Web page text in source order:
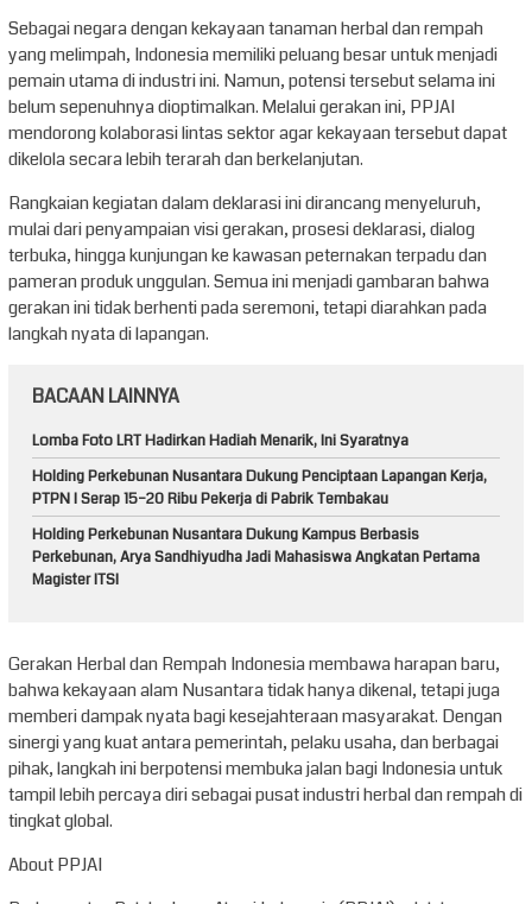
Sebagai negara dengan kekayaan tanaman herbal dan rempah
yang melimpah, Indonesia memiliki peluang besar untuk menjadi
pemain utama di industri ini. Namun, potensi tersebut selama ini
belum sepenuhnya dioptimalkan. Melalui gerakan ini, PPJAI
mendorong kolaborasi lintas sektor agar kekayaan tersebut dapat
dikelola secara lebih terarah dan berkelanjutan.
Rangkaian kegiatan dalam deklarasi ini dirancang menyeluruh,
mulai dari penyampaian visi gerakan, prosesi deklarasi, dialog
terbuka, hingga kunjungan ke kawasan peternakan terpadu dan
pameran produk unggulan. Semua ini menjadi gambaran bahwa
gerakan ini tidak berhenti pada seremoni, tetapi diarahkan pada
langkah nyata di lapangan.
BACAAN LAINNYA
Lomba Foto LRT Hadirkan Hadiah Menarik, Ini Syaratnya
Holding Perkebunan Nusantara Dukung Penciptaan Lapangan Kerja,
PTPN I Serap 15–20 Ribu Pekerja di Pabrik Tembakau
Holding Perkebunan Nusantara Dukung Kampus Berbasis
Perkebunan, Arya Sandhiyudha Jadi Mahasiswa Angkatan Pertama
Magister ITSI
Gerakan Herbal dan Rempah Indonesia membawa harapan baru,
bahwa kekayaan alam Nusantara tidak hanya dikenal, tetapi juga
memberi dampak nyata bagi kesejahteraan masyarakat. Dengan
sinergi yang kuat antara pemerintah, pelaku usaha, dan berbagai
pihak, langkah ini berpotensi membuka jalan bagi Indonesia untuk
tampil lebih percaya diri sebagai pusat industri herbal dan rempah di
tingkat global.
About PPJAI